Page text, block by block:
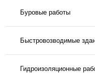
Буровые работы
Быстровозводимые
Гидроизоляционные